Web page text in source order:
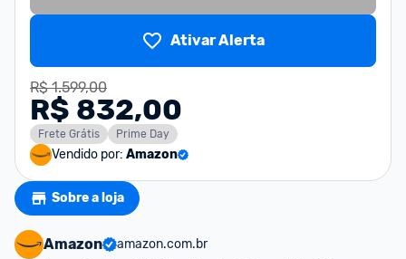
Ativar Alerta
R$ 1.599,00
R$ 832,00
Frete Grátis Prime Day
Vendido por: Amazon
Sobre a loja
Amazon
amazon.com.br